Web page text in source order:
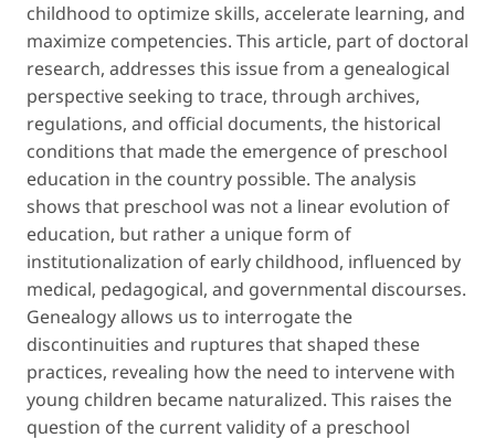
childhood to optimize skills, accelerate learning, and
maximize competencies. This article, part of doctoral
research, addresses this issue from a genealogical
perspective seeking to trace, through archives,
regulations, and official documents, the historical
conditions that made the emergence of preschool
education in the country possible. The analysis
shows that preschool was not a linear evolution of
education, but rather a unique form of
institutionalization of early childhood, influenced by
medical, pedagogical, and governmental discourses.
Genealogy allows us to interrogate the
discontinuities and ruptures that shaped these
practices, revealing how the need to intervene with
young children became naturalized. This raises the
question of the current validity of a preschool